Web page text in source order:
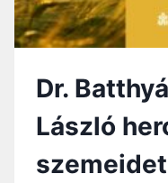
ÉLETRE
–
II.
Dr.
László